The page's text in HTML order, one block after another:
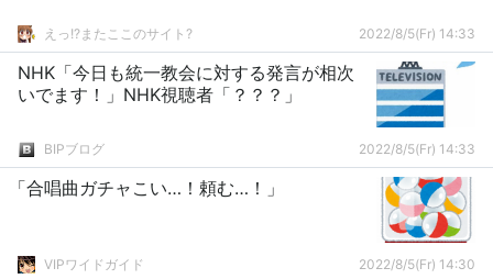
えっ!?またここのサイト? 2022/8/5(Fr) 14:33
NHK「今日も統一教会に対する発言が相次
いでます！」NHK視聴者「？？？」
BIPブログ 2022/8/5(Fr) 14:33
「合唱曲ガチャこい…！頼む…！」
VIPワイドガイド 2022/8/5(Fr) 14:30